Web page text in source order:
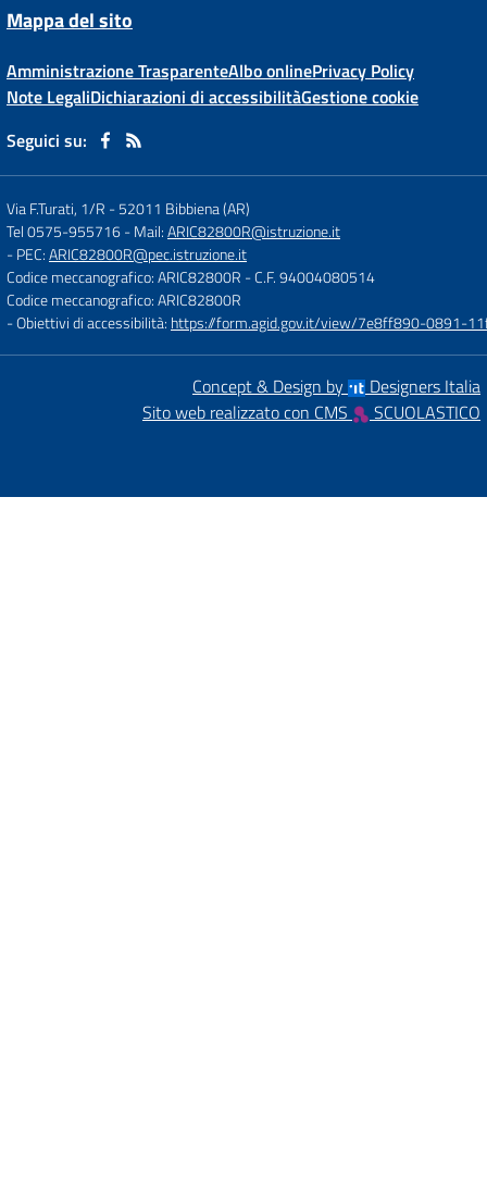
Mappa del sito
Amministrazione TrasparenteAlbo onlinePrivacy Policy
Note LegaliDichiarazioni di accessibilitàGestione cookie
Seguici su:
Via F.Turati, 1/R -52011 Bibbiena (AR)
Tel 0575-955716- Mail:ARIC82800R@istruzione.it
- PEC:ARIC82800R@pec.istruzione.it
Codice meccanografico: ARIC82800R - C.F. 94004080514
Codice meccanografico: ARIC82800R
- Obiettivi di accessibilità: https://form.agid.gov.it/view/7e8ff890-0891-
Concept & Design by
Designers Italia
Sito web realizzato con CMS
SCUOLASTICO